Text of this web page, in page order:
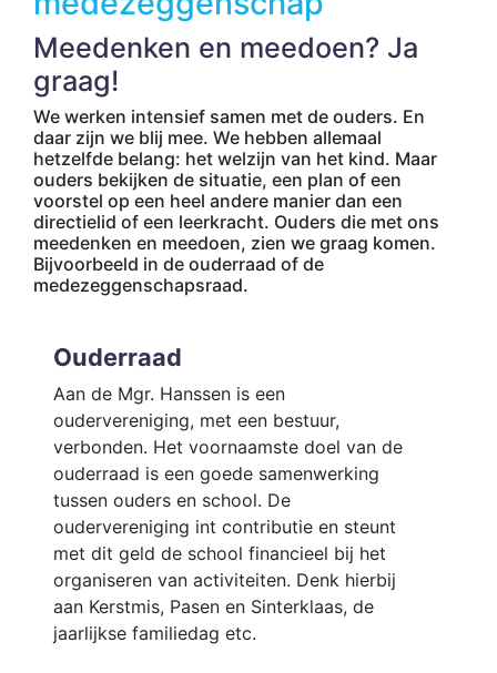
Meedenken en meedoen? Ja
graag!
We werken intensief samen met de ouders. En
daar zijn we blij mee. We hebben allemaal
hetzelfde belang: het welzijn van het kind. Maar
ouders bekijken de situatie, een plan of een
voorstel op een heel andere manier dan een
directielid of een leerkracht. Ouders die met ons
meedenken en meedoen, zien we graag komen.
Bijvoorbeeld in de ouderraad of de
medezeggenschapsraad.
Ouderraad
Aan de Mgr. Hanssen is een
oudervereniging, met een bestuur,
verbonden. Het voornaamste doel van de
ouderraad is een goede samenwerking
tussen ouders en school. De
oudervereniging int contributie en steunt
met dit geld de school financieel bij het
organiseren van activiteiten. Denk hierbij
aan Kerstmis, Pasen en Sinterklaas, de
jaarlijkse familiedag etc.